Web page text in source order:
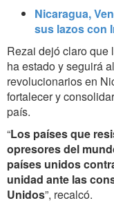
Nicaragua,
sus lazos con
Rezai dejó claro que
ha estado y seguirá
revolucionarios en
fortalecer y
país.
“Los países que
opresores del
países unidos
unidad ante las
Unidos”, recalcó.